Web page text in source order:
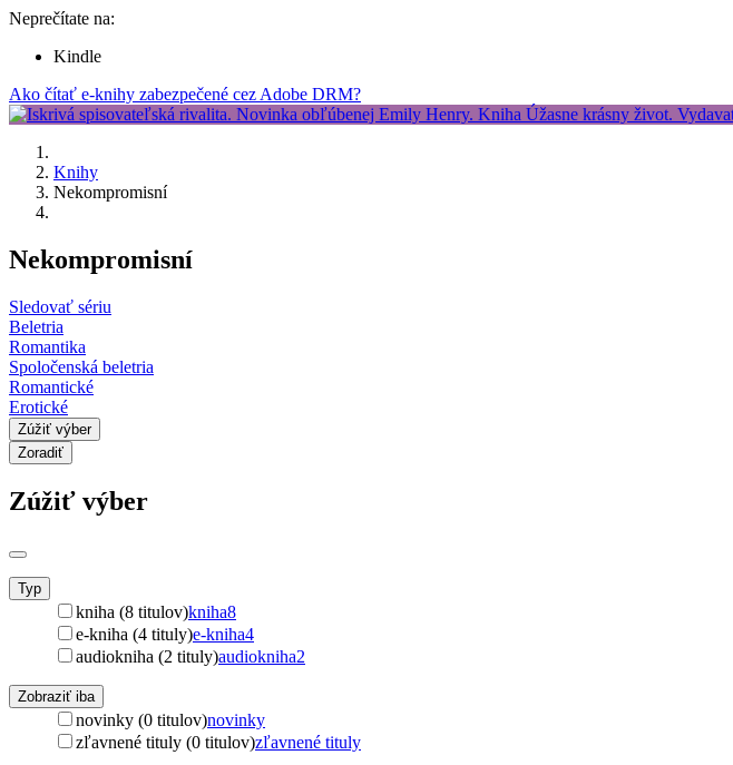
Neprečítate na:
Kindle
Ako čítať e-knihy zabezpečené cez Adobe DRM?
Knihy
Nekompromisní
Nekompromisní
Sledovať sériu
Beletria
Romantika
Spoločenská beletria
Romantické
Erotické
Zúžiť výber
Zoradiť
Zúžiť výber
Typ
kniha (8 titulov)kniha8
e-kniha (4 tituly)e-kniha4
audiokniha (2 tituly)audiokniha2
Zobraziť iba
novinky (0 titulov)novinky
zľavnené tituly (0 titulov)zľavnené tituly